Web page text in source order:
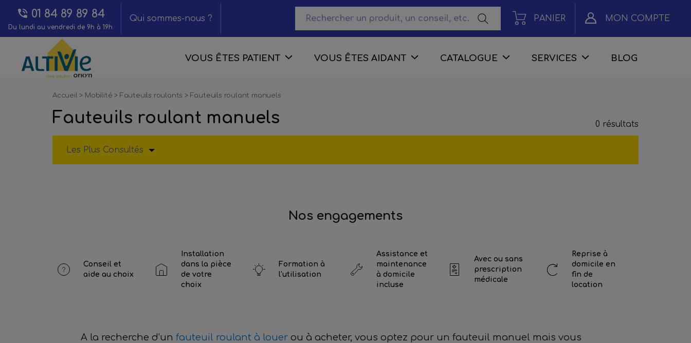
01 84 89 89 84
Du lundi au vendredi de 9h à 19h
Qui sommes-nous ? PANIER MON COMPTE
VOUS ÊTES PATIENT VOUS ÊTES AIDANT CATALOGUE SERVICES BLOG
Accueil> Mobilité> Fauteuils roulants> Fauteuils roulant manuels
Fauteuils roulant manuels 0 résultats
Les Plus Consultés
Nos engagements
Conseil et
aide au choix
Installation
dans la pièce
de votre
choix
Formation à
l'utilisation
Assistance et
maintenance
à domicile
incluse
Avec ou sans
prescription
médicale
Reprise à
domicile en
fin de
location
A la recherche d’un fauteuil roulant à louer ou à acheter, vous optez pour un fauteuil manuel mais vous